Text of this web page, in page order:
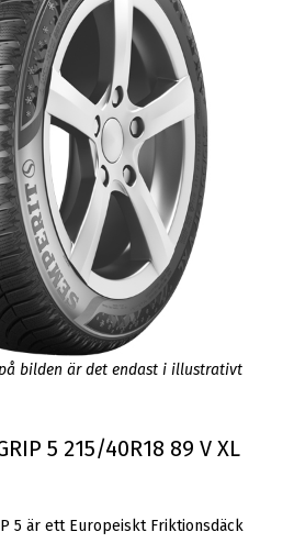
bilden är det endast i illustrativt
5 215/40R18 89 V XL
5 är ett Europeiskt Friktionsdäck